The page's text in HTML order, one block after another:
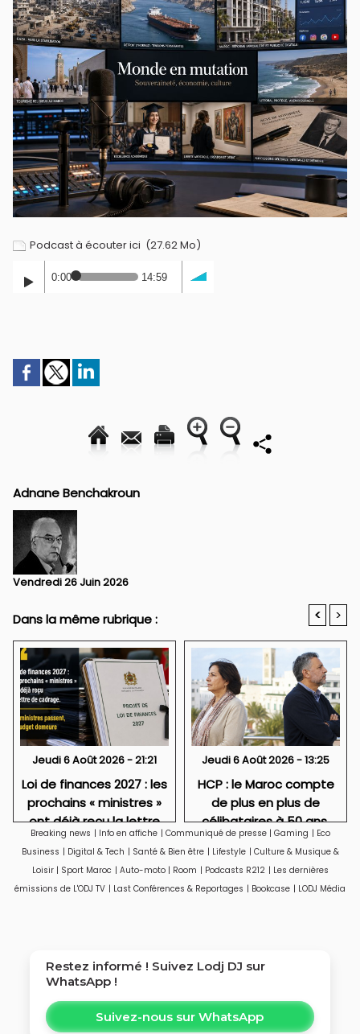
Podcast à écouter ici (27.62 Mo)
0:00 14:59
Adnane Benchakroun
Vendredi 26 Juin 2026
Dans la même rubrique : < >
Jeudi 6 Août 2026 - 21:21
Loi de finances 2027 : les
prochains « ministres »
ont déjà reçu la lettre
de cadrage
Jeudi 6 Août 2026 - 13:25
HCP : le Maroc compte
de plus en plus de
célibataires à 50 ans,
particulièrement des
femmes
Breaking news | Info en affiche | Communiqué de presse | Gaming | Eco
Business | Digital & Tech | Santé & Bien être | Lifestyle | Culture & Musique &
Loisir | Sport Maroc | Auto-moto | Room | Podcasts R212 | Les dernières
émissions de L'ODJ TV | Last Conférences & Reportages | Bookcase | LODJ Média
Restez informé ! Suivez Lodj DJ sur
WhatsApp !
Suivez-nous sur WhatsApp